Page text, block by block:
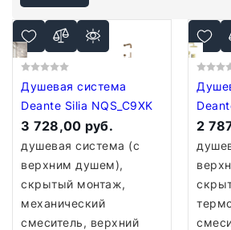
Душевая система
Deante Silia NQS_C9XK
3 728,00 руб.
душевая система (с
верхним душем),
скрытый монтаж,
механический
смеситель, верхний
2